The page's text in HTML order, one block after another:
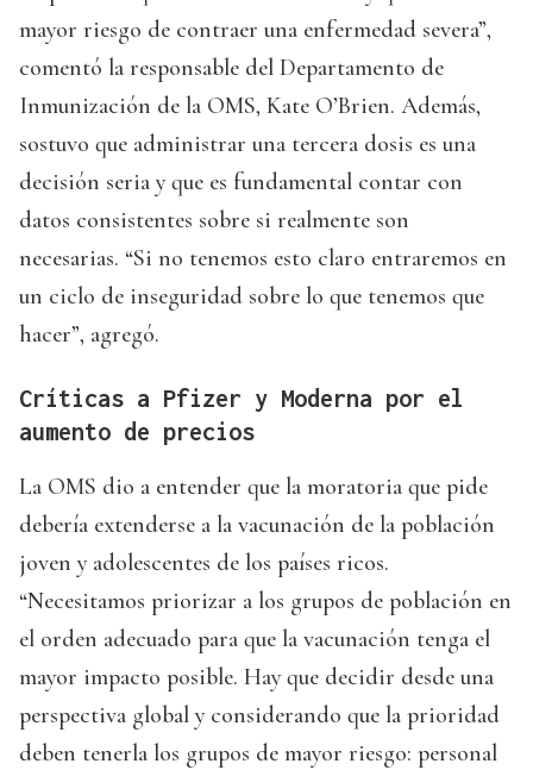
mayor riesgo de contraer una enfermedad severa”,
comentó la responsable del Departamento de
Inmunización de la OMS, Kate O’Brien. Además,
sostuvo que administrar una tercera dosis es una
decisión seria y que es fundamental contar con
datos consistentes sobre si realmente son
necesarias. “Si no tenemos esto claro entraremos en
un ciclo de inseguridad sobre lo que tenemos que
hacer”, agregó.
Críticas a Pfizer y Moderna por el
aumento de precios
La OMS dio a entender que la moratoria que pide
debería extenderse a la vacunación de la población
joven y adolescentes de los países ricos.
“Necesitamos priorizar a los grupos de población en
el orden adecuado para que la vacunación tenga el
mayor impacto posible. Hay que decidir desde una
perspectiva global y considerando que la prioridad
deben tenerla los grupos de mayor riesgo: personal